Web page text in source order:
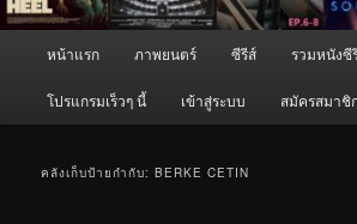
หน้าแรก ภาพยนตร์ ซีรีส์ รวมหนังซี
โปรแกรมเร็วๆ นี้ เข้าสู่ระบบ สมัครสมาชิ
คลังเก็บป้ายกำกับ:BERKE CETIN